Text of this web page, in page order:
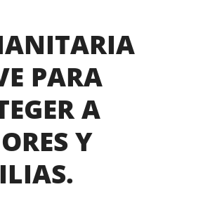
PARA
A
Y